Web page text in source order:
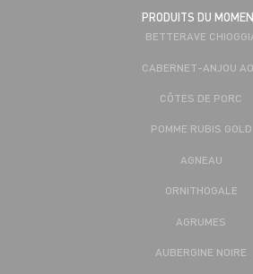
PRODUITS DU
BETTERAVE
CABERNET-ANJOU
CÔTES DE PORC
POMME RUBIS GOLD
AGNEAU
ORNITHOGALE
AGRUMES
AUBERGINE NOIRE